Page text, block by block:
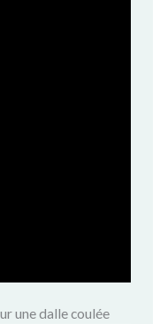
une dalle coulée